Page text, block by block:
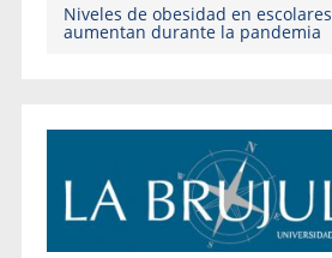
Niveles de obesidad en escolares
aumentan durante la pandemia